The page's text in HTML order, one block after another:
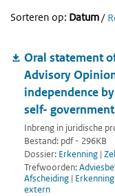
Sorteren op: Datum/
Oral statement
Advisory
independence
self-
Inbreng in juridische
Bestand: pdf - 296KB
Dossier: Erkenning |
Trefwoorden:
Afscheiding | Erkenning
extern